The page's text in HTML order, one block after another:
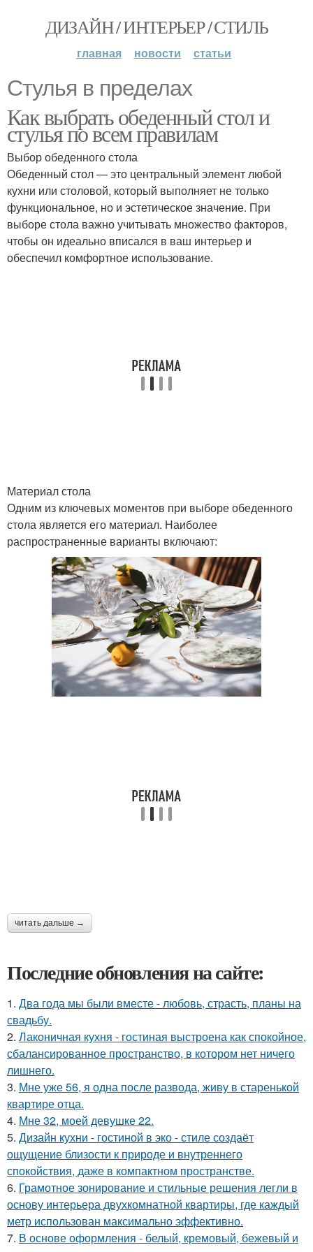
ДИЗАЙН / ИНТЕРЬЕР / СТИЛЬ
главная новости статьи
Стулья в пределах
Как выбрать обеденный стол и
стулья по всем правилам
Выбор обеденного стола
Обеденный стол — это центральный элемент любой
кухни или столовой, который выполняет не только
функциональное, но и эстетическое значение. При
выборе стола важно учитывать множество факторов,
чтобы он идеально вписался в ваш интерьер и
обеспечил комфортное использование.
Материал стола
Одним из ключевых моментов при выборе обеденного
стола является его материал. Наиболее
распространенные варианты включают:
читать дальше →
Последние обновления на сайте:
1. Два года мы были вместе - любовь, страсть, планы на
свадьбу.
2. Лаконичная кухня - гостиная выстроена как спокойное,
сбалансированное пространство, в котором нет ничего
лишнего.
3. Мне уже 56, я одна после развода, живу в старенькой
квартире отца.
4. Мне 32, моей девушке 22.
5. Дизайн кухни - гостиной в эко - стиле создаёт
ощущение близости к природе и внутреннего
спокойствия, даже в компактном пространстве.
6. Грамотное зонирование и стильные решения легли в
основу интерьера двухкомнатной квартиры, где каждый
метр использован максимально эффективно.
7. В основе оформления - белый, кремовый, бежевый и